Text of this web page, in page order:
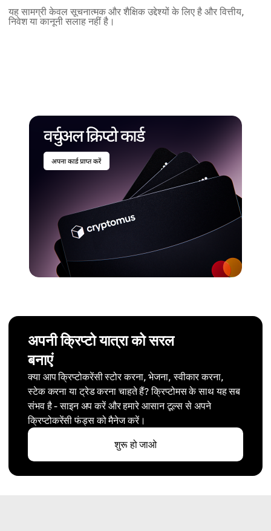
यह सामग्री केवल सूचनात्मक और शैक्षिक उद्देश्यों के लिए है और वित्तीय,
निवेश या कानूनी सलाह नहीं है।
अपनी क्रिप्टो यात्रा को सरल
बनाएं
क्या आप क्रिप्टोकरेंसी स्टोर करना, भेजना, स्वीकार करना,
स्टेक करना या ट्रेड करना चाहते हैं? क्रिप्टोमस के साथ यह सब
संभव है - साइन अप करें और हमारे आसान टूल्स से अपने
क्रिप्टोकरेंसी फंड्स को मैनेज करें।
शुरू हो जाओ